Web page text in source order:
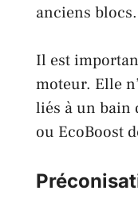
anciens blocs.
Il est
moteur. Elle
liés à un bain
ou EcoBoost